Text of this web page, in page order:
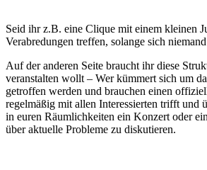
Seid ihr z.B. eine Clique mit einem kleinen
Verabredungen treffen, solange sich
Auf der anderen Seite braucht ihr diese
veranstalten wollt – Wer kümmert sich um
getroffen werden und brauchen einen
regelmäßig mit allen Interessierten trifft und
in euren Räumlichkeiten ein Konzert oder
über aktuelle Probleme zu diskutieren.